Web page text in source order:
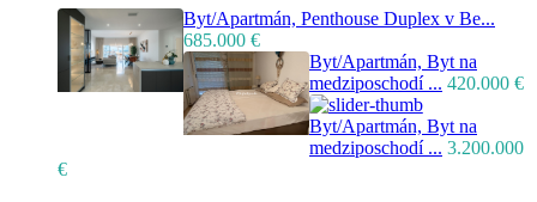
Byt/Apartmán, Penthouse Duplex v Be...
685.000 €
Byt/Apartmán, Byt na
medziposchodí ... 420.000 €
Byt/Apartmán, Byt na
medziposchodí ... 3.200.000
€